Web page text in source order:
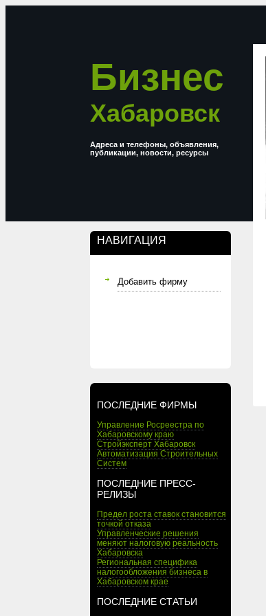
Бизнес
Хабаровск
Адреса и телефоны, объявления,
публикации, новости, ресурсы
НАВИГАЦИЯ
Добавить фирму
ПОСЛЕДНИЕ ФИРМЫ
Управление Росреестра по
Хабаровскому краю
Стройэксперт Хабаровск
Автоматизация Строительных
Систем
ПОСЛЕДНИЕ ПРЕСС-
РЕЛИЗЫ
Предел роста ставок становится
точкой отказа
Управленческие решения
меняют налоговую реальность
Хабаровска
Региональная специфика
налогообложения бизнеса в
Хабаровском крае
ПОСЛЕДНИЕ СТАТЬИ